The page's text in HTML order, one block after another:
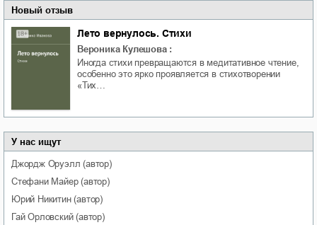
Новый отзыв
Лето вернулось. Стихи
Вероника Кулешова :
Иногда стихи превращаются в медитативное чтение,
особенно это ярко проявляется в стихотворении
«Тих…
У нас ищут
Джордж Оруэлл (автор)
Стефани Майер(автор)
Юрий Никитин(автор)
Гай Орловский(автор)